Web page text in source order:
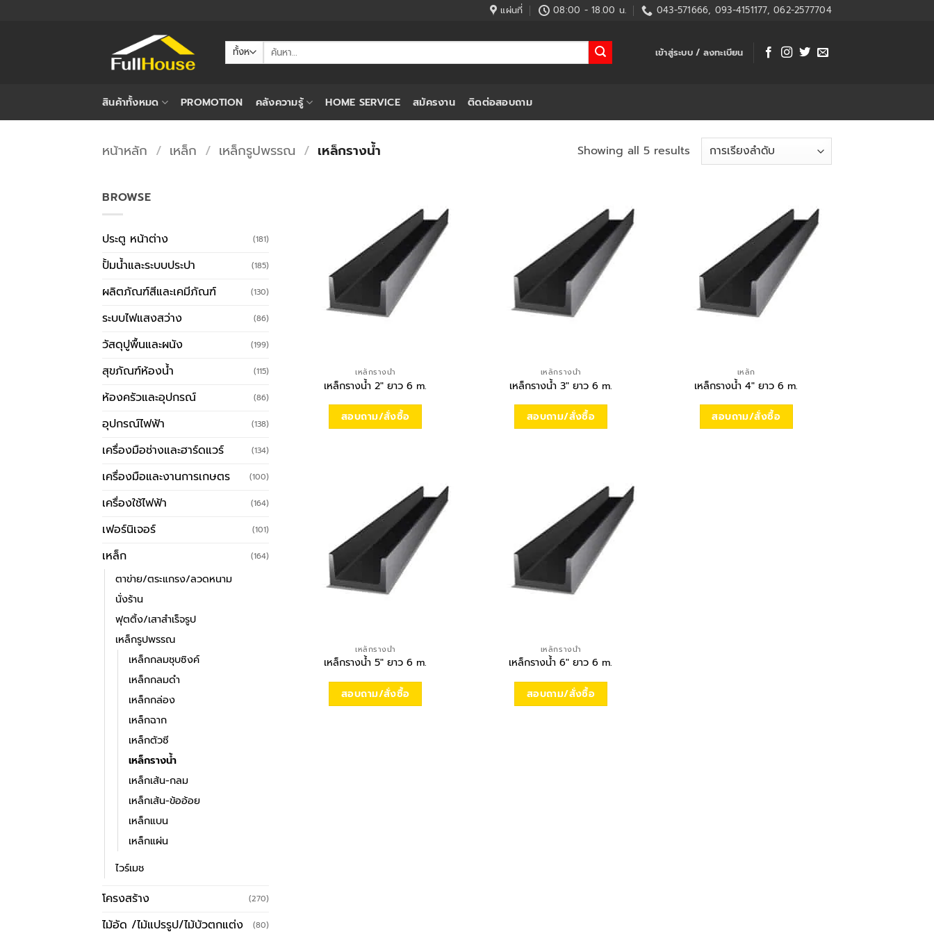
แผ่นที่ 08:00 - 18.00 น. 043-571666, 093-4151177, 062-2577704
ค้นหา: เข้าสู่ระบบ / ลงทะเบียน
สินค้าทั้งหมด PROMOTION คลังความรู้ HOME SERVICE สมัครงาน ติดต่อสอบถาม
หน้าหลัก / เหล็ก / เหล็กรูปพรรณ / เหล็กรางน้ำ Showing all 5 results
BROWSE
ประตู หน้าต่าง (181)
ปั้มน้ำและระบบประปา (185)
ผลิตภัณฑ์สีและเคมีภัณฑ์ (130)
ระบบไฟแสงสว่าง (86)
วัสดุปูพื้นและผนัง (199)
สุขภัณฑ์ห้องน้ำ (115)
ห้องครัวและอุปกรณ์ (86)
อุปกรณ์ไฟฟ้า (138)
เครื่องมือช่างและฮาร์ดแวร์ (134)
เครื่องมือและงานการเกษตร (100)
เครื่องใช้ไฟฟ้า (164)
เฟอร์นิเจอร์ (101)
เหล็ก (164)
ตาข่าย/ตระแกรง/ลวดหนาม
นั่งร้าน
ฟุตติ้ง/เสาสำเร็จรูป
เหล็กรูปพรรณ
เหล็กกลมชุบซิงค์
เหล็กกลมดำ
เหล็กกล่อง
เหล็กฉาก
เหล็กตัวซี
เหล็กรางน้ำ
เหล็กเส้น-กลม
เหล็กเส้น-ข้ออ้อย
เหล็กแบน
เหล็กแผ่น
ไวร์เมช
โครงสร้าง (270)
ไม้อัด /ไม้แปรรูป/ไม้บัวตกแต่ง (80)
เหล็กรางน้ำ
เหล็กรางน้ำ 2″ ยาว 6 m.
สอบถาม/สั่งซื้อ
เหล็กรางน้ำ
เหล็กรางน้ำ 3″ ยาว 6 m.
สอบถาม/สั่งซื้อ
เหล็ก
เหล็กรางน้ำ 4″ ยาว 6 m.
สอบถาม/สั่งซื้อ
เหล็กรางน้ำ
เหล็กรางน้ำ 5″ ยาว 6 m.
สอบถาม/สั่งซื้อ
เหล็กรางน้ำ
เหล็กรางน้ำ 6″ ยาว 6 m.
สอบถาม/สั่งซื้อ